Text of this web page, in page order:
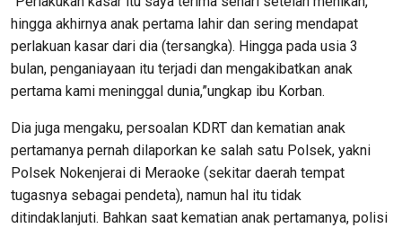
hingga akhirnya anak pertama lahir dan sering mendapat
perlakuan kasar dari dia (tersangka). Hingga pada usia 3
bulan, penganiayaan itu terjadi dan mengakibatkan anak
pertama kami meninggal dunia,”ungkap ibu Korban.
Dia juga mengaku, persoalan KDRT dan kematian anak
pertamanya pernah dilaporkan ke salah satu Polsek, yakni
Polsek Nokenjerai di Meraoke (sekitar daerah tempat
tugasnya sebagai pendeta), namun hal itu tidak
ditindaklanjuti. Bahkan saat kematian anak pertamanya, polisi